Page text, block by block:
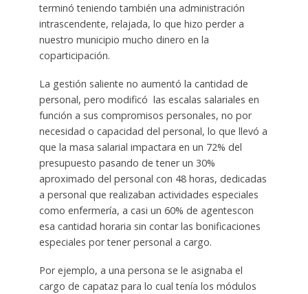
terminó teniendo también una administración
intrascendente, relajada, lo que hizo perder a
nuestro municipio mucho dinero en la
coparticipación.
La gestión saliente no aumentó la cantidad de
personal, pero modificó las escalas salariales en
función a sus compromisos personales, no por
necesidad o capacidad del personal, lo que llevó a
que la masa salarial impactara en un 72% del
presupuesto pasando de tener un 30%
aproximado del personal con 48 horas, dedicadas
a personal que realizaban actividades especiales
como enfermería, a casi un 60% de agentescon
esa cantidad horaria sin contar las bonificaciones
especiales por tener personal a cargo.
Por ejemplo, a una persona se le asignaba el
cargo de capataz para lo cual tenía los módulos